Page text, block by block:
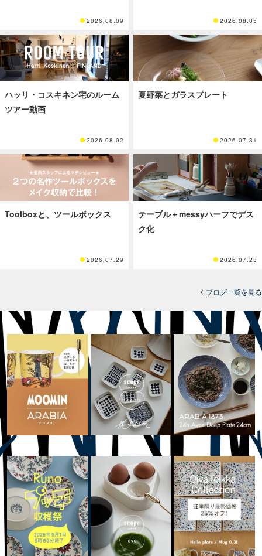
2026.08.09 2026.08.05
ハッリ・コスキネン宅のルーム
ツアー動画
2026.08.02
夏野菜とガラスプレート
2026.07.31
Toolboxと、ツールボックス
2026.07.29
テーブル＋messyハーフでデス
ク化
2026.07.23
ブログ一覧を見る